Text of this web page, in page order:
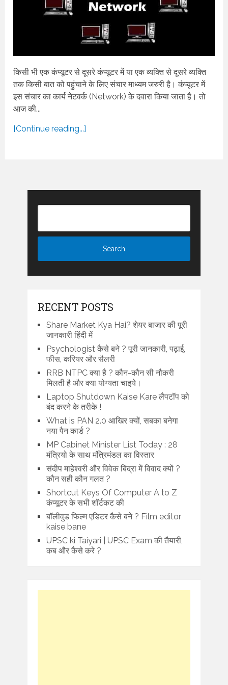
किसी भी एक कंप्यूटर से दूसरे कंप्यूटर में या एक व्यक्ति से दूसरे व्यक्ति
तक किसी बात को पहुंचाने के लिए संचार माध्यम जरुरी है। कंप्यूटर में
इस संचार का कार्य नेटवर्क (Network) के दवारा किया जाता है। तो
आज की...
[Continue reading...]
RECENT POSTS
Share Market Kya Hai? शेयर बाजार की पूरी
जानकारी हिंदी में
Psychologist कैसे बने ? पूरी जानकारी, पढ़ाई,
फीस, करियर और सैलरी
RRB NTPC क्या है ? कौन-कौन सी नौकरी
मिलती है और क्या योग्यता चाइये।
Laptop Shutdown Kaise Kare लैपटॉप को
बंद करने के तरीके !
What is PAN 2.0 आखिर क्यों, सबका बनेगा
नया पैन कार्ड ?
MP Cabinet Minister List Today : 28
मंत्रियो के साथ मंत्रिमंडल का विस्तार
संदीप माहेश्वरी और विवेक बिंद्रा में विवाद क्यों ?
कौन सही कौन गलत ?
Shortcut Keys Of Computer A to Z
कंप्यूटर के सभी शॉर्टकट की
बॉलीवुड फिल्म एडिटर कैसे बने ? Film editor
kaise bane
UPSC ki Taiyari | UPSC Exam की तैयारी,
कब और कैसे करे ?